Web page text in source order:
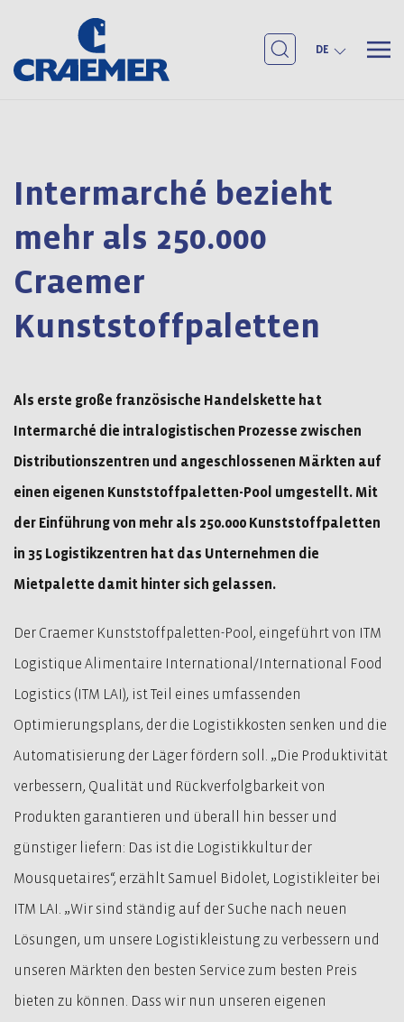
DE
Intermarché bezieht
mehr als 250.000
Craemer
Kunststoffpaletten
Als erste große französische Handelskette hat
Intermarché die intralogistischen Prozesse zwischen
Distributionszentren und angeschlossenen Märkten auf
einen eigenen Kunststoffpaletten-Pool umgestellt. Mit
der Einführung von mehr als 250.000 Kunststoffpaletten
in 35 Logistikzentren hat das Unternehmen die
Mietpalette damit hinter sich gelassen.
Der Craemer Kunststoffpaletten-Pool, eingeführt von ITM
Logistique Alimentaire International/International Food
Logistics (ITM LAI), ist Teil eines umfassenden
Optimierungsplans, der die Logistikkosten senken und die
Automatisierung der Läger fördern soll. „Die Produktivität
verbessern, Qualität und Rückverfolgbarkeit von
Produkten garantieren und überall hin besser und
günstiger liefern: Das ist die Logistikkultur der
Mousquetaires“, erzählt Samuel Bidolet, Logistikleiter bei
ITM LAI. „Wir sind ständig auf der Suche nach neuen
Lösungen, um unsere Logistikleistung zu verbessern und
unseren Märkten den besten Service zum besten Preis
bieten zu können. Dass wir nun unseren eigenen